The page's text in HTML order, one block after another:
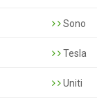
Sono
Tesla
Uniti